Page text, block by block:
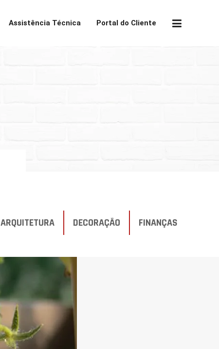
Assistência Técnica Portal do Cliente
ARQUITETURA DECORAÇÃO FINANÇAS